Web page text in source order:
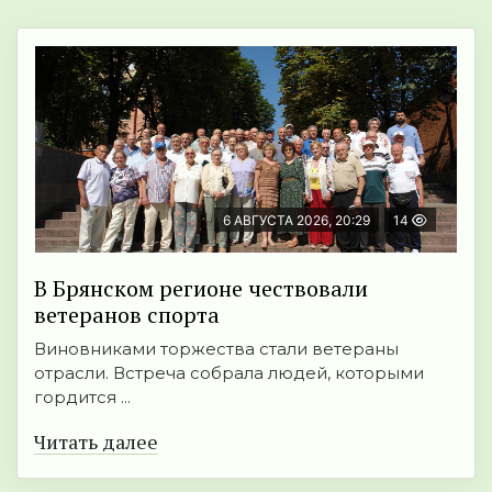
6 АВГУСТА 2026, 20:29 14
В Брянском регионе чествовали
ветеранов спорта
Виновниками торжества стали ветераны
отрасли. Встреча собрала людей, которыми
гордится ...
Читать далее